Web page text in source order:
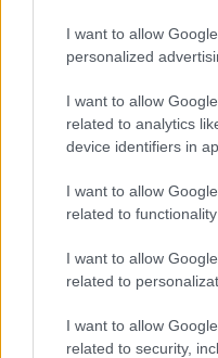
I want to allow
personalized
I want to allow
related to analytics
device identifiers in
I want to allow
related to
I want to allow
related to
I want to allow
related to security,